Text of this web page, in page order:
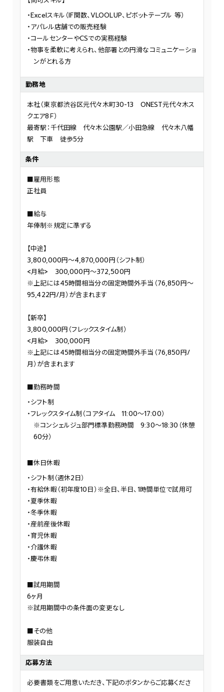
Excelスキル（IF関数、VLOOLUP、ピボットテーブル 等）
アパレル店舗での販売経験
コールセンターやCSでの実務経験
物事を柔軟に考えられ、他部署との円滑なコミュニケーショ
ンがとれる方
勤務地
本社（東京都渋谷区元代々木町30-13 ONEST元代々木ス
クエア8Ｆ）
最寄駅：千代田線 代々木公園駅／小田急線 代々木八幡
駅 下車 徒歩5分
条件
■雇用形態
正社員
■給与
年俸制※規定に準ずる
【中途】
3,800,000円～4,870,000円（シフト制）
<月給> 300,000円～372,500円
※上記には45時間相当分の固定時間外手当（76,850円～
95,422円/月）が含まれます
【新卒】
3,800,000円（フレックスタイム制）
<月給> 300,000円
※上記には45時間相当分の固定時間外手当（76,850円/
月）が含まれます
■勤務時間
シフト制
フレックスタイム制（コアタイム 11:00～17:00）
※コンシェルジュ部門標準勤務時間 9:30～18:30（休憩
60分）
■休日休暇
シフト制（週休2日）
有給休暇（初年度10日）※全日、半日、1時間単位で試用可
夏季休暇
冬季休暇
産前産後休暇
育児休暇
介護休暇
慶弔休暇
■試用期間
6ヶ月
※試用期間中の条件面の変更なし
■その他
服装自由
応募方法
必要書類をご用意いただき、下記のボタンからご応募くださ